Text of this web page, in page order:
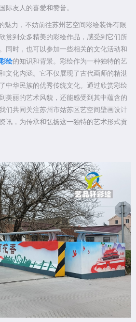
际友人的喜爱和赞誉。
魅力，不妨前往苏州艺空间彩绘装饰有限
赏到众多精美的彩绘作品，感受到它们所
同时，也可以参加一些相关的文化活动和
绘的知识和背景。彩绘作为一种独特的艺
文化内涵。它不仅展现了古代画师的精湛
中华民族的优秀传统文化。通过欣赏彩绘
美丽的艺术风貌，还能感受到其中蕴含的
们共同关注苏州市姑苏区艺空间壁画设计
讯，为传承和弘扬这一独特的艺术形式贡